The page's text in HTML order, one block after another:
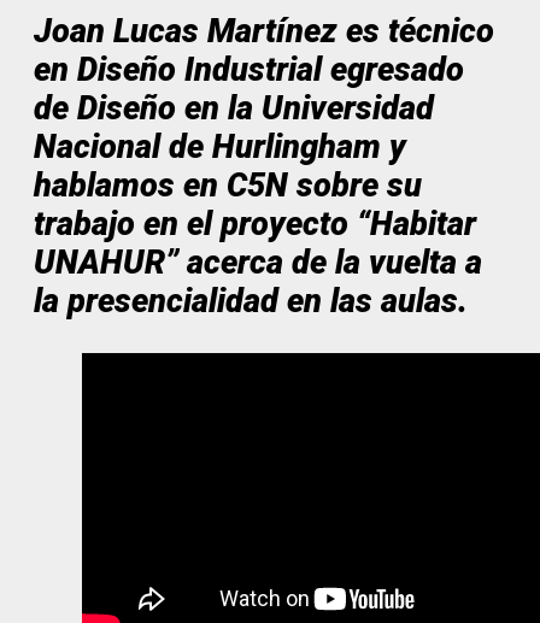
Joan Lucas Martínez es técnico
en Diseño Industrial egresado
de Diseño en la Universidad
Nacional de Hurlingham y
hablamos en C5N sobre su
trabajo en el proyecto “Habitar
UNAHUR” acerca de la vuelta a
la presencialidad en las aulas.